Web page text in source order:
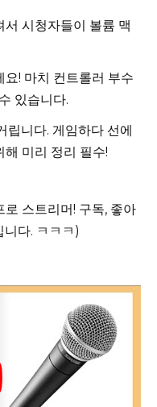
시청자들이 볼륨 맥
! 마치 컨트롤러 부수
있습니다.
립니다. 게임하다 선에
미리 정리 필수!
스트리머! 구독, 좋아
니다. ㅋㅋㅋ)